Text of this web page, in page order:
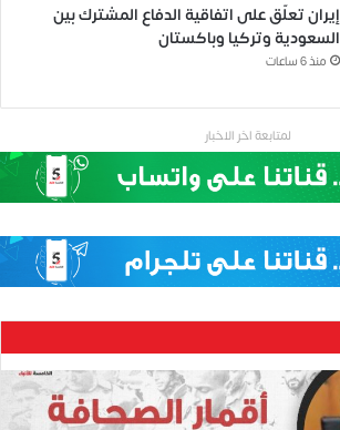
إيران تعلّق على اتفاقية الدفاع المشترك بين
السعودية وتركيا وباكستان
منذ 6 ساعات
لمتابعة اخر الاخبار